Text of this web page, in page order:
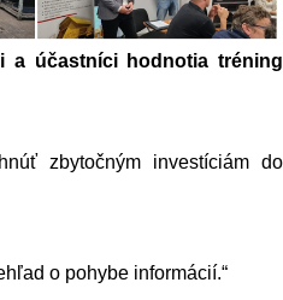
a účastníci hodnotia tréning
zbytočným investíciám do
o pohybe informácií.“